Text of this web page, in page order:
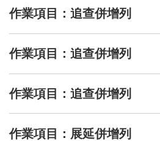
作業項目：追查併增列
作業項目：追查併增列
作業項目：追查併增列
作業項目：展延併增列